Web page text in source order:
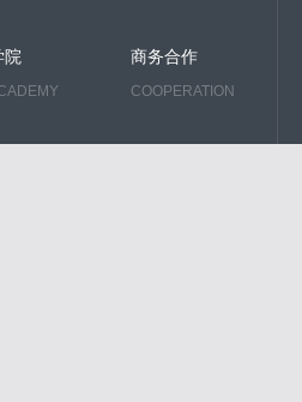
院 商务合作
COOPERATION